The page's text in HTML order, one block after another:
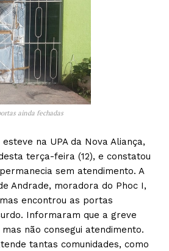
ainda fechadas
na UPA da Nova Aliança,
terça-feira (12), e constatou
sem atendimento. A
Andrade, moradora do Phoc I,
encontrou as portas
Informaram que a greve
não consegui atendimento.
tantas comunidades, como